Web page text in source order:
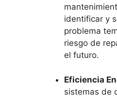
identificar y
problema
riesgo de
el futuro.
Eficiencia
sistemas de